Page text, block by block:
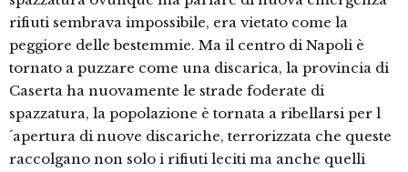
rifiuti sembrava impossibile, era vietato come la
peggiore delle bestemmie. Ma il centro di Napoli è
tornato a puzzare come una discarica, la provincia di
Caserta ha nuovamente le strade foderate di
spazzatura, la popolazione è tornata a ribellarsi per l
´apertura di nuove discariche, terrorizzata che queste
raccolgano non solo i rifiuti leciti ma anche quelli